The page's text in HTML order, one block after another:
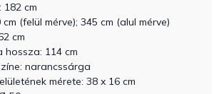
cm
(felül mérve); 345 cm (alul mérve)
cm
hossza: 114 cm
narancssárga
mérete: 38 x 16 cm